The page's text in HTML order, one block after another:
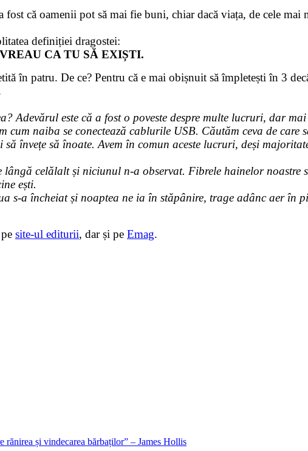
fost că oamenii pot să mai fie buni, chiar dacă viața, de cele mai
definiției dragostei:
CA TU SĂ EXIȘTI.
în patru. De ce? Pentru că e mai obișnuit să împletești în 3
Adevărul este că a fost o poveste despre multe lucruri, dar
cum naiba se conectează cablurile USB. Căutăm ceva de care
să învețe să înoate. Avem în comun aceste lucruri, deși
celălalt și niciunul n-a observat. Fibrele hainelor noastre
ești.
s-a încheiat și noaptea ne ia în stăpânire, trage adânc aer în
site-ul editurii, dar și pe Emag.
rănirea și vindecarea bărbaților” – James Hollis